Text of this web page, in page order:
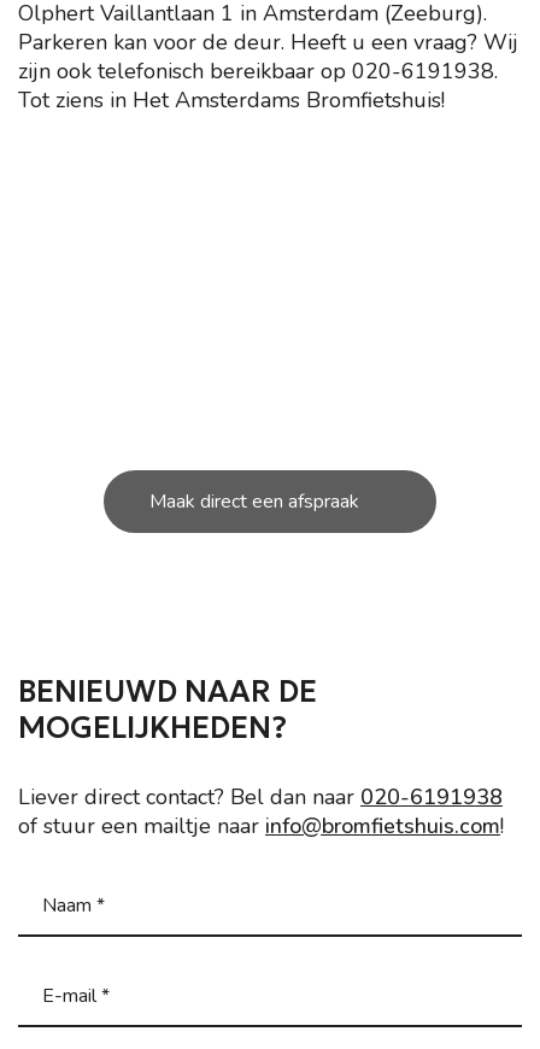
Olphert Vaillantlaan 1 in Amsterdam (Zeeburg).
Parkeren kan voor de deur. Heeft u een vraag? Wij
zijn ook telefonisch bereikbaar op 020-6191938.
Tot ziens in Het Amsterdams Bromfietshuis!
Maak direct een afspraak
BENIEUWD NAAR DE
MOGELIJKHEDEN?
Liever direct contact? Bel dan naar 020-6191938
of stuur een mailtje naar info@bromfietshuis.com!